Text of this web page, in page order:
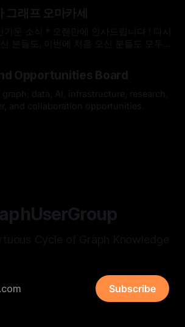
Augmented Generation with
models (LLMs) often struggle with
tasks due to hallucinations and
knowledge. While Retrieval-
래프 오마카세
인사드립니다 ! 다시
분들도, 이번에 처음 오신 분들도 모두
소식이 있어서 전해드리고자 합니다.
스 AI·SW 커뮤니티 지원사업에 선정되었
요일)
Opportunities Board
data, AI, infrastructure, research,
and collaboration opportunities.
Subscribe